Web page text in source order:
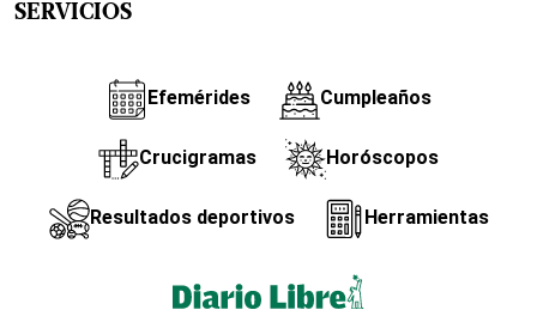
SERVICIOS
Efemérides Cumpleaños
Crucigramas Horóscopos
Resultados deportivos Herramientas